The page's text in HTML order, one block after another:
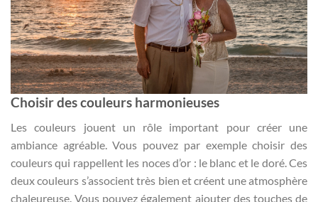
Choisir des couleurs harmonieuses
Les couleurs jouent un rôle important pour créer une
ambiance agréable. Vous pouvez par exemple choisir des
couleurs qui rappellent les noces d’or : le blanc et le doré. Ces
deux couleurs s’associent très bien et créent une atmosphère
chaleureuse. Vous pouvez également ajouter des touches de